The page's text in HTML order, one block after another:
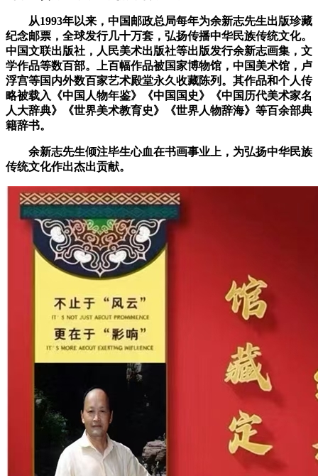
从1993年以来，中国邮政总局每年为余新志先生出版珍藏
纪念邮票，全球发行几十万套，弘扬传播中华民族传统文化。
中国文联出版社，人民美术出版社等出版发行余新志画集，文
学作品等数百部。上百幅作品被国家博物馆，中国美术馆，卢
浮宫等国内外数百家艺术殿堂永久收藏陈列。其作品和个人传
略被载入《中国人物年鉴》《中国国史》《中国历代美术家名
人大辞典》《世界美术教育史》《世界人物辞海》等百余部典
籍辞书。
余新志先生倾注毕生心血在书画事业上，为弘扬中华民族
传统文化作出杰出贡献。